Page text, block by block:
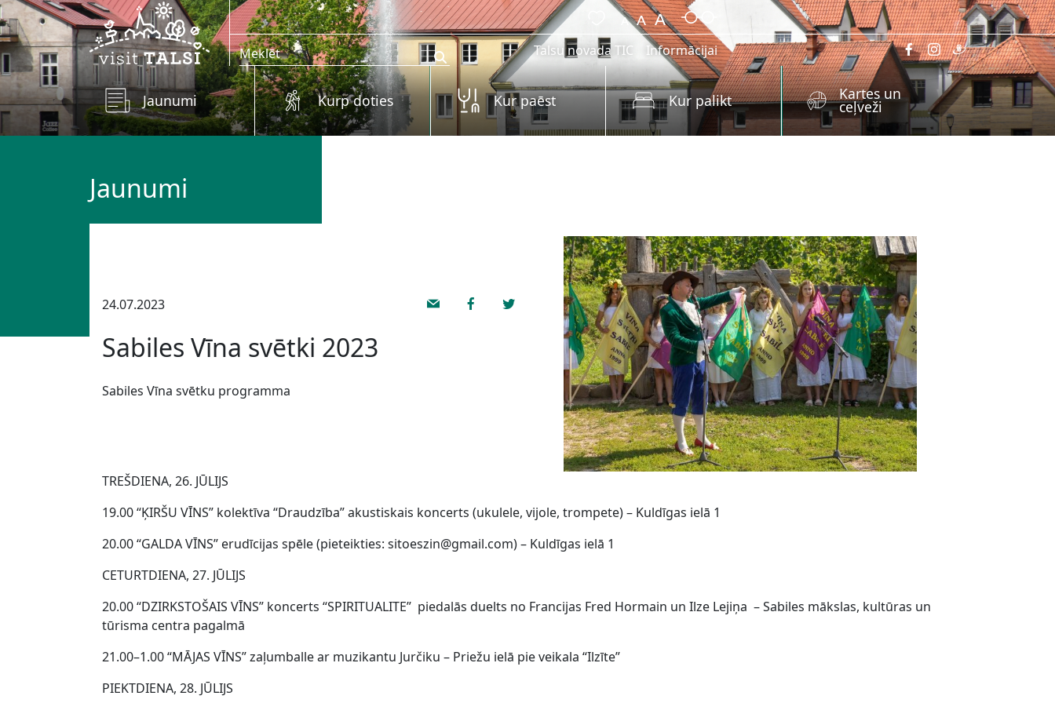
Skip to main content
Talsu novada TIC Informācijai
Jaunumi Kurp doties Kur paēst Kur palikt Kartes un
ceļveži
Jaunumi
24.07.2023
Sabiles Vīna svētki 2023
Sabiles Vīna svētku programma
TREŠDIENA, 26. JŪLIJS
19.00 “ĶIRŠU VĪNS” kolektīva “Draudzība” akustiskais koncerts (ukulele, vijole, trompete) – Kuldīgas ielā 1
20.00 “GALDA VĪNS” erudīcijas spēle (pieteikties: sitoeszin@gmail.com) – Kuldīgas ielā 1
CETURTDIENA, 27. JŪLIJS
20.00 “DZIRKSTOŠAIS VĪNS” koncerts “SPIRITUALITE” piedalās duelts no Francijas Fred Hormain un Ilze Lejiņa – Sabiles mākslas, kultūras un
tūrisma centra pagalmā
21.00–1.00 “MĀJAS VĪNS” zaļumballe ar muzikantu Jurčiku – Priežu ielā pie veikala “Ilzīte”
PIEKTDIENA, 28. JŪLIJS